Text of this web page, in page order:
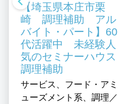
【埼玉県本庄市栗
崎 調理補助 アル
バイト・パート】60
代活躍中 未経験人
気のセミナーハウス
調理補助
サービス、フード・アミ
ューズメント系、調理／